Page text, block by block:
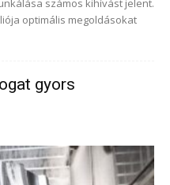
számos kihívást jelent.
optimális megoldásokat
gyors